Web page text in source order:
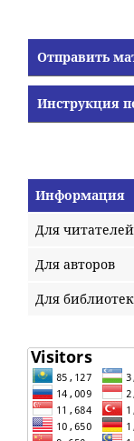
Отправить
Инструкция
Информация
Для читателей
Для авторов
Для библиотек